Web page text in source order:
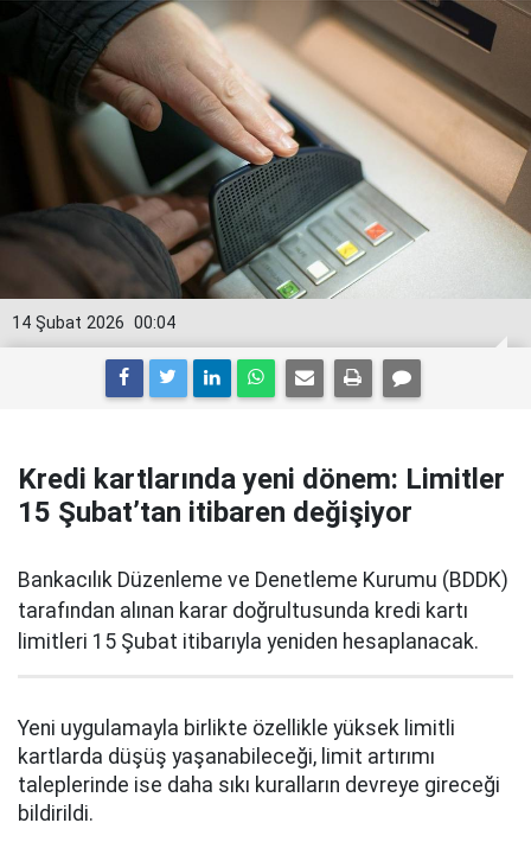
00:04
14 Şubat 2026
Kredi kartlarında yeni dönem: Limitler
15 Şubat’tan itibaren değişiyor
Bankacılık Düzenleme ve Denetleme Kurumu (BDDK)
tarafından alınan karar doğrultusunda kredi kartı
limitleri 15 Şubat itibarıyla yeniden hesaplanacak.
Yeni uygulamayla birlikte özellikle yüksek limitli
kartlarda düşüş yaşanabileceği, limit artırımı
taleplerinde ise daha sıkı kuralların devreye gireceği
bildirildi.